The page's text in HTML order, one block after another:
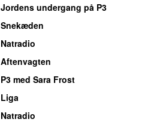
Jordens undergang på P3
Snekæden
Natradio
Aftenvagten
P3 med Sara Frost
Liga
Natradio